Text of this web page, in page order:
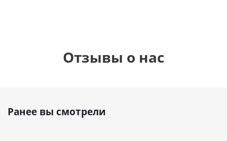
Отзывы о нас
Ранее вы смотрели